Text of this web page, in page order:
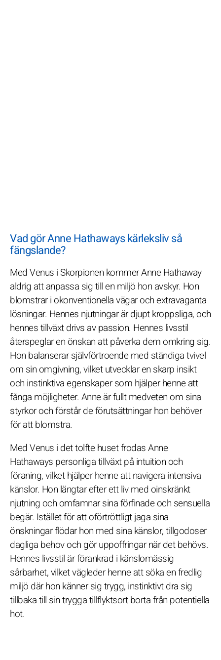
Vad gör Anne Hathaways kärleksliv så
fängslande?
Med Venus i Skorpionen kommer Anne Hathaway
aldrig att anpassa sig till en miljö hon avskyr. Hon
blomstrar i okonventionella vägar och extravaganta
lösningar. Hennes njutningar är djupt kroppsliga, och
hennes tillväxt drivs av passion. Hennes livsstil
återspeglar en önskan att påverka dem omkring sig.
Hon balanserar självförtroende med ständiga tvivel
om sin omgivning, vilket utvecklar en skarp insikt
och instinktiva egenskaper som hjälper henne att
fånga möjligheter. Anne är fullt medveten om sina
styrkor och förstår de förutsättningar hon behöver
för att blomstra.
Med Venus i det tolfte huset frodas Anne
Hathaways personliga tillväxt på intuition och
föraning, vilket hjälper henne att navigera intensiva
känslor. Hon längtar efter ett liv med oinskränkt
njutning och omfamnar sina förfinade och sensuella
begär. Istället för att oförtröttligt jaga sina
önskningar flödar hon med sina känslor, tillgodoser
dagliga behov och gör uppoffringar när det behövs.
Hennes livsstil är förankrad i känslomässig
sårbarhet, vilket vägleder henne att söka en fredlig
miljö där hon känner sig trygg, instinktivt dra sig
tillbaka till sin trygga tillflyktsort borta från potentiella
hot.